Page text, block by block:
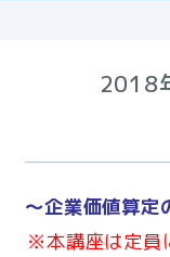
2018
～企業価値算定
※本講座は定員